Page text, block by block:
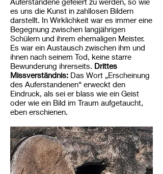
es uns die Kunst in zahllosen Bildern
darstellt. In Wirklichkeit war es immer eine
Begegnung zwischen langjährigen
Schülern und ihrem ehemaligen Meister.
Es war ein Austausch zwischen ihm und
ihnen nach seinem Tod, keine starre
Bewunderung ihrerseits. Drittes
Missverständnis: Das Wort „Erscheinung
des Auferstandenen“ erweckt den
Eindruck, als sei er blass wie ein Geist
oder wie ein Bild im Traum aufgetaucht,
eben erschienen.